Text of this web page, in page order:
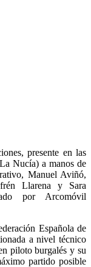
presente en las
Nucía) a manos de
Manuel Aviñó,
Llarena y Sara
por Arcomóvil
Española de
a nivel técnico
piloto burgalés y su
partido posible